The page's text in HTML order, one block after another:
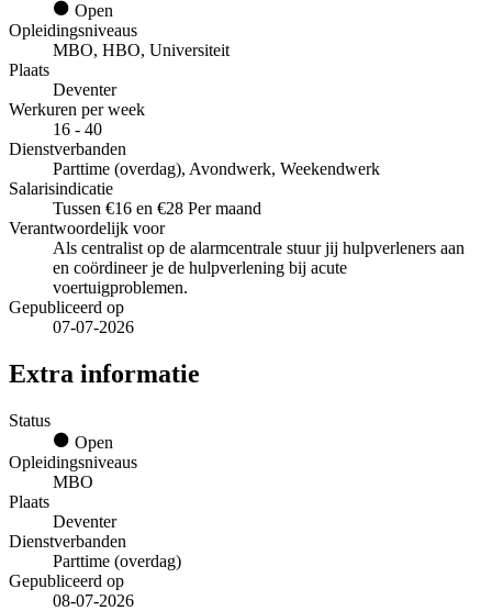
Open
Opleidingsniveaus
MBO, HBO, Universiteit
Plaats
Deventer
Werkuren per week
16 - 40
Dienstverbanden
Parttime (overdag), Avondwerk, Weekendwerk
Salarisindicatie
Tussen €16 en €28 Per maand
Verantwoordelijk voor
Als centralist op de alarmcentrale stuur jij hulpverleners aan
en coördineer je de hulpverlening bij acute
voertuigproblemen.
Gepubliceerd op
07-07-2026
Extra informatie
Status
Open
Opleidingsniveaus
MBO
Plaats
Deventer
Dienstverbanden
Parttime (overdag)
Gepubliceerd op
08-07-2026